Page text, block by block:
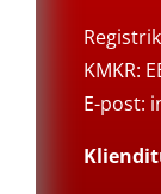
KMKR:
E-post: